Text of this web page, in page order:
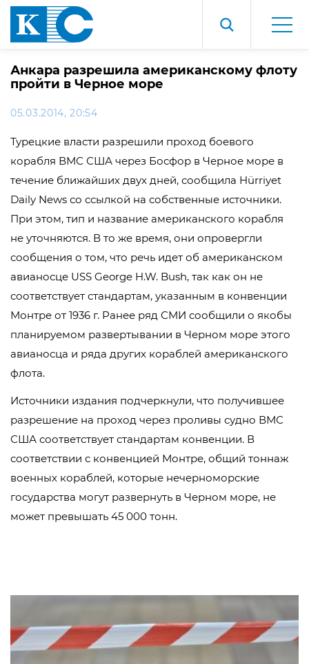
Анкара разрешила американскому флоту
пройти в Черное море
05.03.2014, 20:54
Турецкие власти разрешили проход боевого
корабля ВМС США через Босфор в Черное море в
течение ближайших двух дней, сообщила Hürriyet
Daily News со ссылкой на собственные источники.
При этом, тип и название американского корабля
не уточняются. В то же время, они опровергли
сообщения о том, что речь идет об американском
авианосце USS George H.W. Bush, так как он не
соответствует стандартам, указанным в конвенции
Монтре от 1936 г. Ранее ряд СМИ сообщили о якобы
планируемом развертывании в Черном море этого
авианосца и ряда других кораблей американского
флота.
Источники издания подчеркнули, что получившее
разрешение на проход через проливы судно ВМС
США соответствует стандартам конвенции. В
соответствии с конвенцией Монтре, общий тоннаж
военных кораблей, которые нечерноморские
государства могут развернуть в Черном море, не
может превышать 45 000 тонн.